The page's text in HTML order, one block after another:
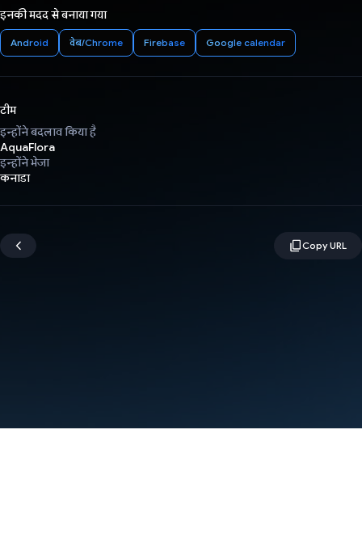
इनकी मदद से बनाया गया
Android वेब/Chrome Firebase Google calendar
टीम
इन्होंने बदलाव किया है
AquaFlora
इन्होंने भेजा
कनाडा